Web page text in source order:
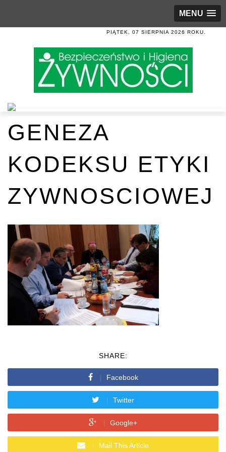
MENU
PIĄTEK, 07 SIERPNIA 2026 ROKU.
GENEZA
KODEKSU ETYKI
ZYWNOSCIOWEJ
SHARE:
Facebook
Twitter
Google+
Mail This Article